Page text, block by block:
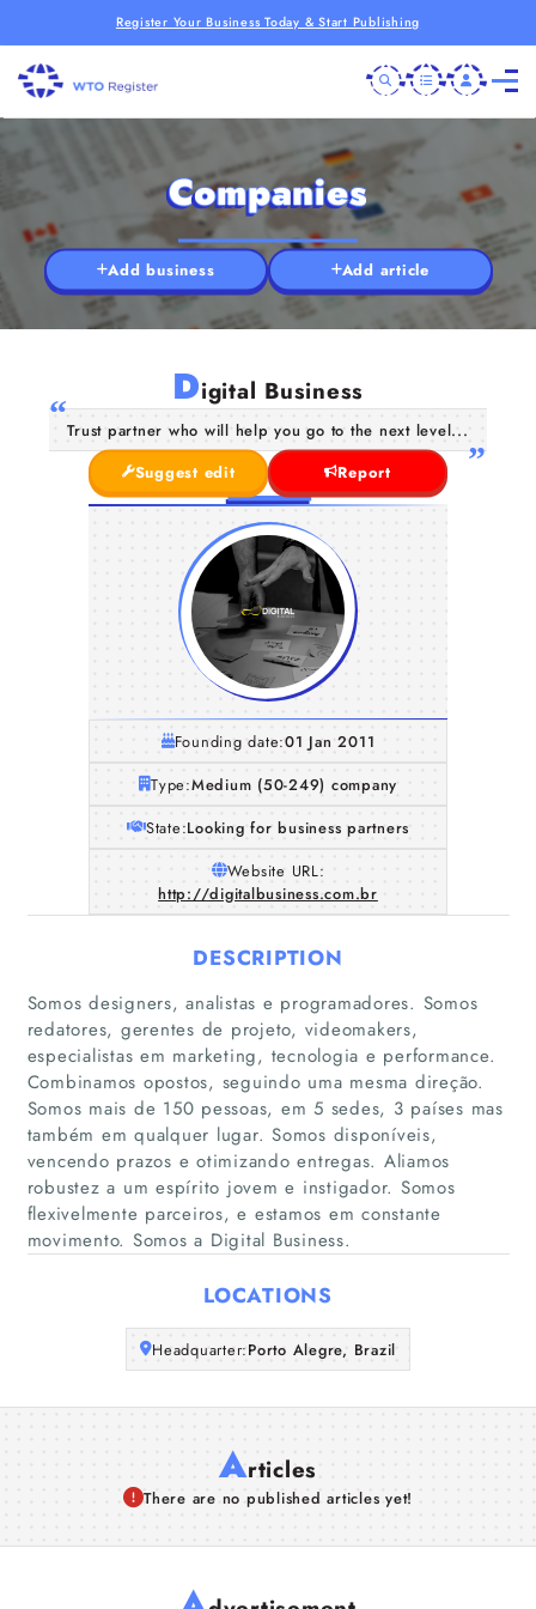
Register Your Business Today & Start Publishing
Home
Companies
Articles
About Us
Companies
Add business Add article
Digital Business
Trust partner who will help you go to the next level...
Suggest edit
Report
Founding date:01 Jan 2011
Type:Medium (50-249) company
State:Looking for business partners
Website URL:
http://digitalbusiness.com.br
DESCRIPTION
Somos designers, analistas e programadores. Somos
redatores, gerentes de projeto, videomakers,
especialistas em marketing, tecnologia e performance.
Combinamos opostos, seguindo uma mesma direção.
Somos mais de 150 pessoas, em 5 sedes, 3 países mas
também em qualquer lugar. Somos disponíveis,
vencendo prazos e otimizando entregas. Aliamos
robustez a um espírito jovem e instigador. Somos
flexivelmente parceiros, e estamos em constante
movimento. Somos a Digital Business.
LOCATIONS
Headquarter:Porto Alegre, Brazil
Articles
There are no published articles yet!